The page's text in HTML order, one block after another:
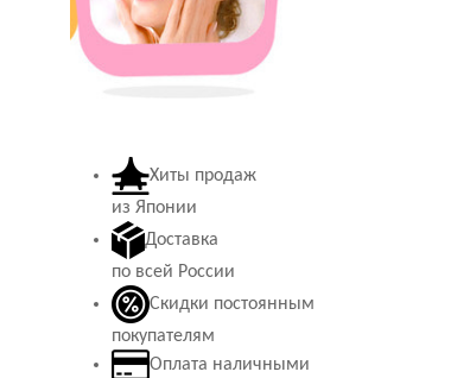
Хиты продаж
из Японии
Доставка
по всей России
Скидки постоянным
покупателям
Оплата наличными